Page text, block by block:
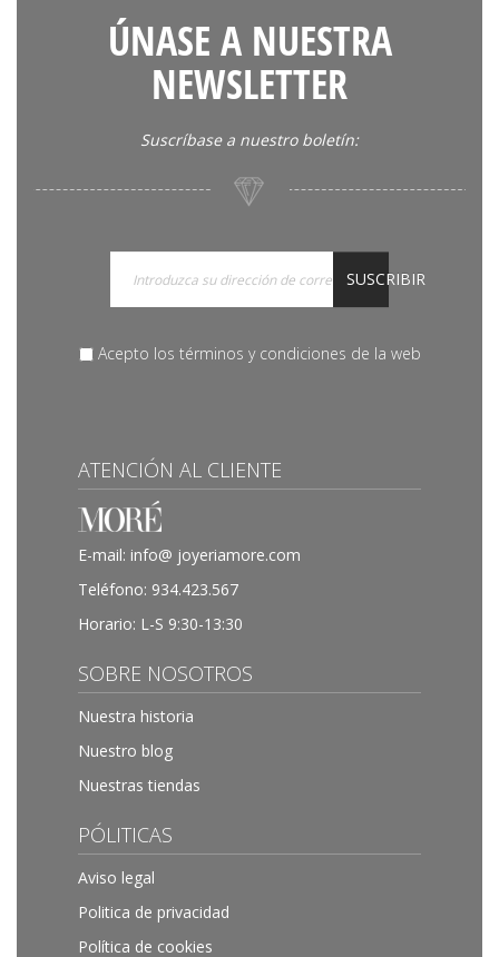
ÚNASE A NUESTRA
NEWSLETTER
Suscríbase a nuestro boletín:
SUSCRIBIR
Acepto los términos y condiciones de la web
ATENCIÓN AL CLIENTE
E-mail: info@ joyeriamore.com
Teléfono: 934.423.567
Horario: L-S 9:30-13:30
SOBRE NOSOTROS
Nuestra historia
Nuestro blog
Nuestras tiendas
PÓLITICAS
Aviso legal
Politica de privacidad
Política de cookies